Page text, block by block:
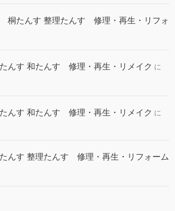
桐たんす 整理たんす 修理・再生・リフォ
んす 和たんす 修理・再生・リメイク に
んす 和たんす 修理・再生・リメイク に
んす 整理たんす 修理・再生・リフォーム